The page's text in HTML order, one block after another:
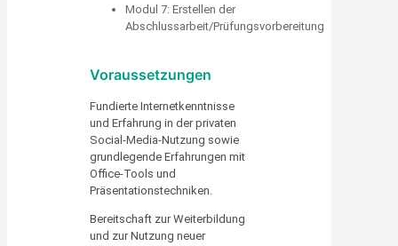
Modul 7: Erstellen der
Abschlussarbeit/Prüfungsvorbereitung
Voraussetzungen
Fundierte Internetkenntnisse
und Erfahrung in der privaten
Social-Media-Nutzung sowie
grundlegende Erfahrungen mit
Office-Tools und
Präsentationstechniken.
Bereitschaft zur Weiterbildung
und zur Nutzung neuer